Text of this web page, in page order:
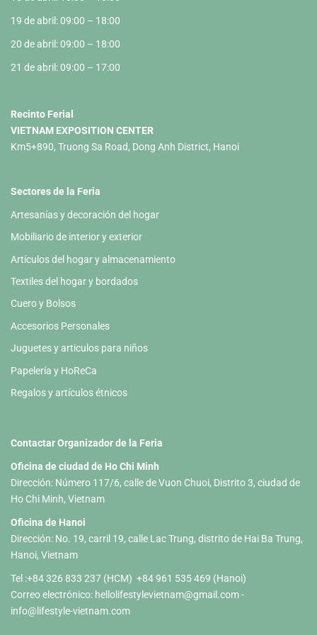
19 de abril: 09:00 – 18:00
20 de abril: 09:00 – 18:00
21 de abril: 09:00 – 17:00
Recinto Ferial
VIETNAM EXPOSITION CENTER
Km5+890, Truong Sa Road, Dong Anh District, Hanoi
Sectores de la Feria
Artesanías y decoración del hogar
Mobiliario de interior y exterior
Artículos del hogar y almacenamiento
Textiles del hogar y bordados
Cuero y Bolsos
Accesorios Personales
Juguetes y articulos para niños
Papelería y HoReCa
Regalos y artículos étnicos
Contactar Organizador de la Feria
Oficina de ciudad de Ho Chi Minh
Dirección: Número 117/6, calle de Vuon Chuoi, Distrito 3, ciudad de
Ho Chi Minh, Vietnam
Oficina de Hanoi
Dirección: No. 19, carril 19, calle Lac Trung, distrito de Hai Ba Trung,
Hanoi, Vietnam
Tel :+84 326 833 237 (HCM) +84 961 535 469 (Hanoi)
Correo electrónico: hellolifestylevietnam@gmail.com-
info@lifestyle-vietnam.com